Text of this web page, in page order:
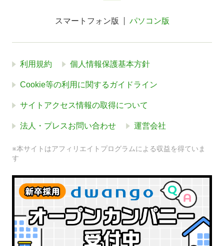
スマートフォン版 パソコン版
利用規約 個人情報保護基本方針
Cookie等の利用に関するガイドライン
サイトアクセス情報の取得について
法人・プレスお問い合わせ 運営会社
※本サイトはアフィリエイトプログラムによる収益を得ていま
す